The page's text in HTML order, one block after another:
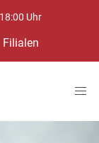
Uhr
Filialen